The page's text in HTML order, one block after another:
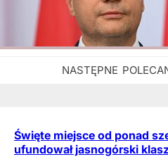
Święte miejsce od ponad
ufundował jasnogórski